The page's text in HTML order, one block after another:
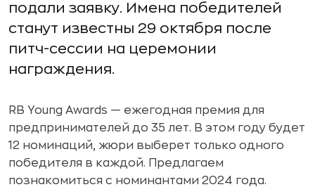
подали заявку. Имена победителей
станут известны 29 октября после
питч-сессии на церемонии
награждения.
RB Young Awards — ежегодная премия для
предпринимателей до 35 лет. В этом году будет
12 номинаций, жюри выберет только одного
победителя в каждой. Предлагаем
познакомиться с номинантами 2024 года.